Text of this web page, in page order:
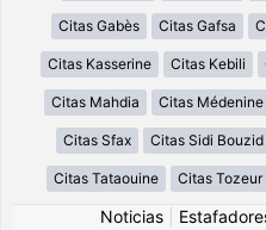
Citas Gabès Citas Gafsa
Citas Kasserine Citas Kebili
Citas Mahdia Citas Médenine
Citas Sfax Citas Sidi Bouzid
Citas Tataouine Citas Tozeur
Noticias